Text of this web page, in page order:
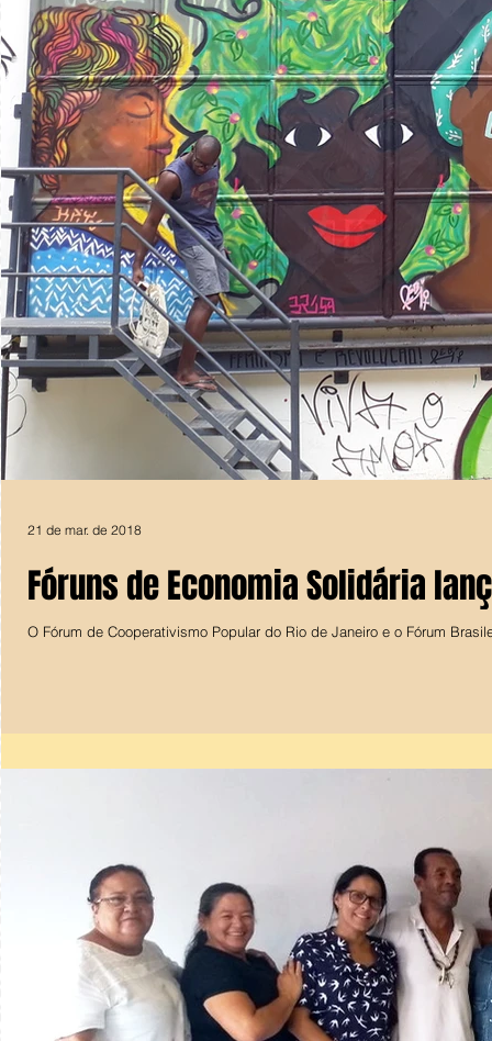
Fóruns de Economia Solidária
O Fórum de Cooperativismo Popular do Rio de Janeiro e o Fórum
21 de mar. de 2018